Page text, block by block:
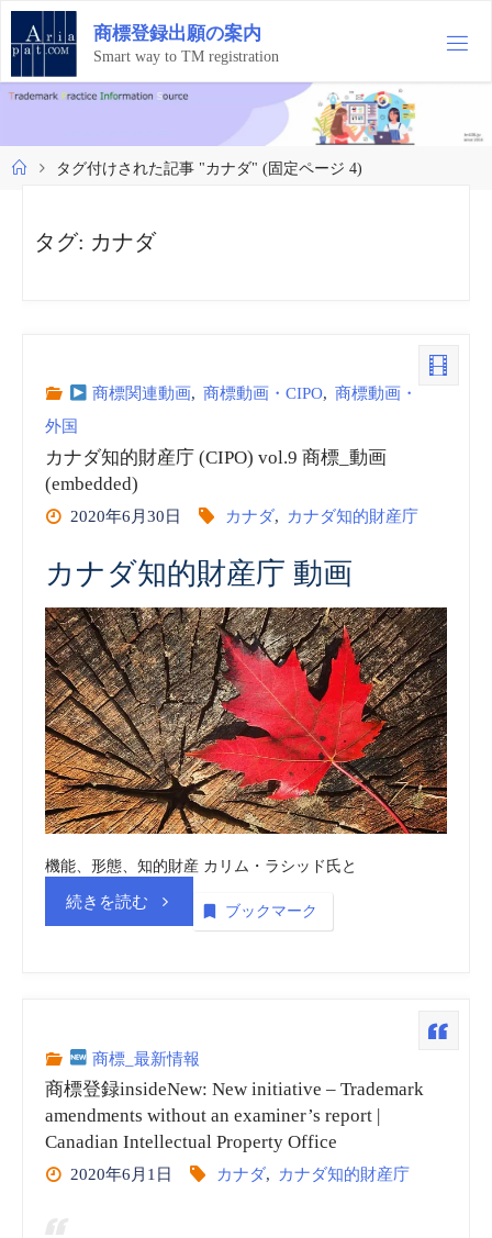
コ
テ
ン
ツ
ス
キ
商標登録出願の案内
Smart way to TM registration
ホ
タグ付けされた記事 "カナダ" (固定ページ 4)
タグ: カナダ
商標関連動画, 商標動画・CIPO, 商標動画・
外国
カナダ知的財産庁 (CIPO) vol.9 商標_動画
(embedded)
2020年6月30日 カナダ, カナダ知的財産庁
カナダ知的財産庁 動画
機能、形態、知的財産 カリム・ラシッド氏と
続きを読む“カ
知
的
財
ブックマーク
商標_最新情報
商標登録insideNew: New initiative – Trademark
amendments without an examiner’s report |
Canadian Intellectual Property Office
2020年6月1日 カナダ, カナダ知的財産庁